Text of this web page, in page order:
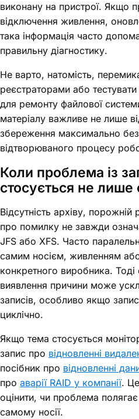
виконану на пристрої. Якщо
відключення живлення,
така інформація часто
правильну діагностику.
Не варто, натомість,
реєстраторами або
для ремонту файлової
матеріалу важливе не лише
збереження максимально
відтворюваного процесу
Коли проблема із
стосується не лише
Відсутність архіву,
про помилку не завжди
JFS або XFS. Часто
самим носієм, живленням
конкретного виробника.
виявлення причини може
записів, особливо якщо
циклічно.
Якщо тема стосується
запис про відновленні
посібник про відновленні
про аварії RAID у компанії.
оцінити, чи проблема полягає
самому носії.